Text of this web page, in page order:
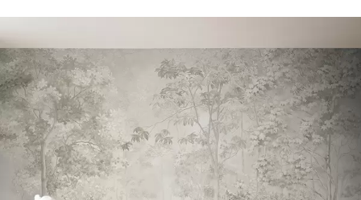
44.9826 .99
Premium
56.6734.00€/m²
Premium vinüül
65 .0039.00 €/m²